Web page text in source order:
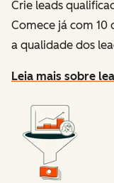
Crie leads
Comece já com 10
a qualidade dos
Leia mais sobre